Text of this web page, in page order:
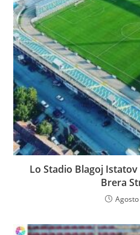
Lo Stadio Blagoj
Brera